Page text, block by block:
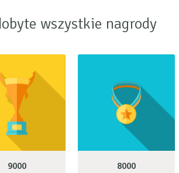
wszystkie nagrody
9000
8000